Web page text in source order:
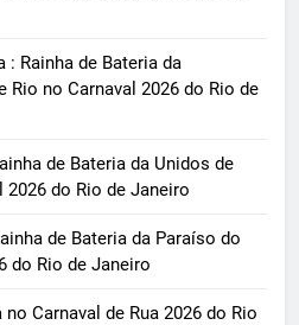
Rainha de Bateria da
Rio no Carnaval 2026 do Rio de
de Bateria da Unidos de
do Rio de Janeiro
de Bateria da Paraíso do
do Rio de Janeiro
Carnaval de Rua 2026 do Rio